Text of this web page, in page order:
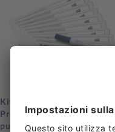
Kit di pulizia Magicard
Pronto100 (10 tessere di
pulzia e 1 pennarello)